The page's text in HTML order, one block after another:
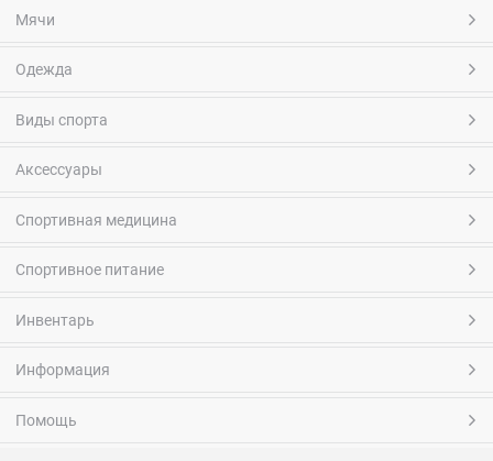
Мячи
Одежда
Виды спорта
Аксессуары
Спортивная медицина
Спортивное питание
Инвентарь
Информация
Помощь